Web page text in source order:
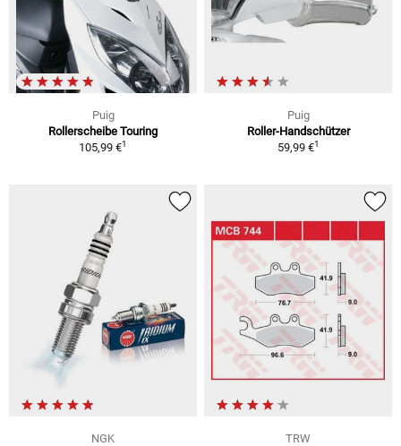
Puig
Rollerscheibe Touring
105,99 €1
Puig
Roller-Handschützer
59,99 €1
NGK
TRW